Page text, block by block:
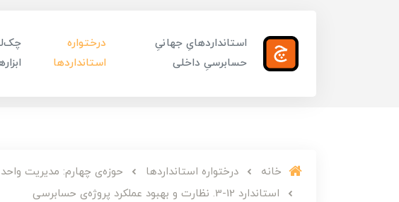
استانداردهایِ جهانیِ
حسابرسیِ داخلی
درختواره
استانداردها
خانه درختواره استانداردها حوزه‌ی چهارم: مدیریت
استاندارد 12-3. نظارت و بهبود عملکرد پروژه‌ی حسابرسی